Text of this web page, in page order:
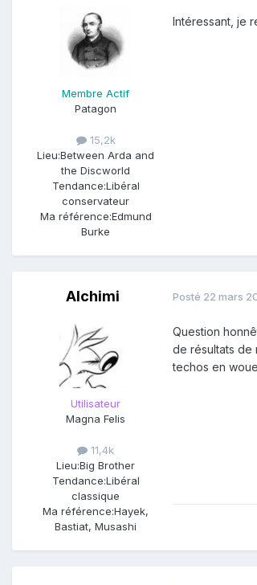
Membre Actif
Patagon
15,2k
Lieu:Between Arda and
the Discworld
Tendance:Libéral
conservateur
Ma référence:Edmund
Burke
Intéressant, je
Alchimi
Utilisateur
Magna Felis
11,4k
Lieu:Big Brother
Tendance:Libéral
classique
Ma référence:Hayek,
Bastiat, Musashi
Posté 22 mars
Question
de résultats de
techos en